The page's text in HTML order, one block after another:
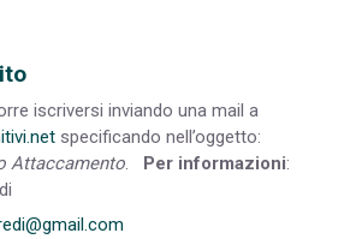
iscriversi inviando una mail a
specificando nell’oggetto:
Attaccamento. Per informazioni: